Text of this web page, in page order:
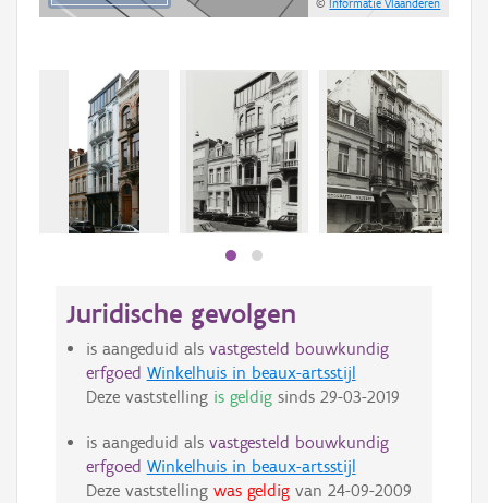
©Informatie Vlaanderen
Juridische gevolgen
is aangeduid als vastgesteld bouwkundig
erfgoed Winkelhuis in beaux-artsstijl
Deze vaststelling is geldigsinds 29-03-2019
is aangeduid als vastgesteld bouwkundig
erfgoed Winkelhuis in beaux-artsstijl
Deze vaststelling was geldigvan 24-09-2009